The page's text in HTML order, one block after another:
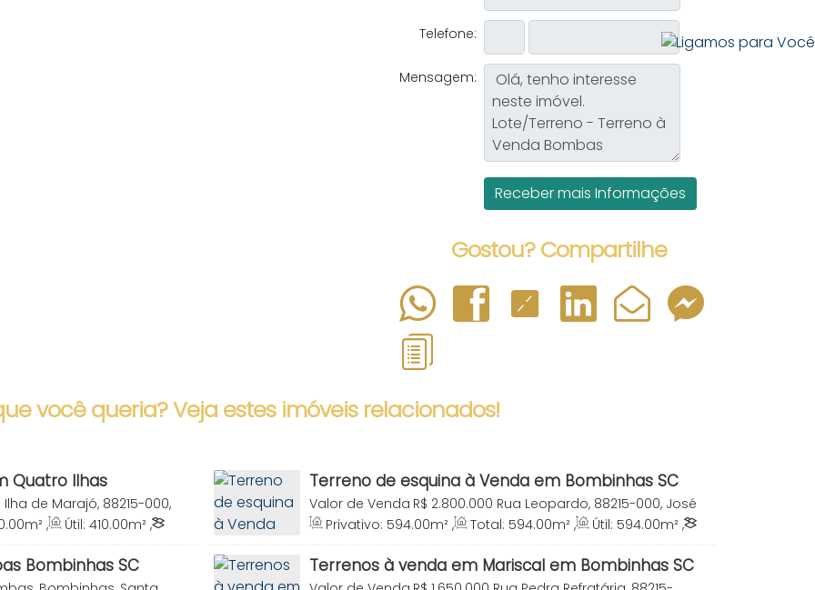
Telefone:
Mensagem:
Gostou? Compartilhe
você queria? Veja estes imóveis relacionados!
Quatro Ilhas
Ilha de Marajó, 88215-000,
Brasil
.00m² , Útil: 410.00m² ,
m
Terreno de esquina à Venda em Bombinhas SC
R$ 2.800.000
Valor de Venda
Rua Leopardo, 88215-000, José
Amândio, Bombinhas, Santa Catarina, Brasil
Privativo: 594.00m² , Total: 594.00m² , Útil: 594.00m² ,
Terreno: 594.00m²
Bombinhas SC Terrenos à venda em Mariscal em Bombinhas SC